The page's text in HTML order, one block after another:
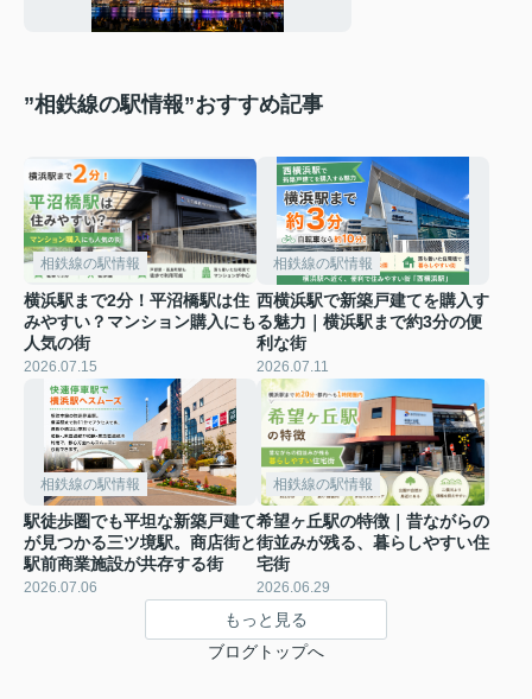
”相鉄線の駅情報”おすすめ記事
相鉄線の駅情報
横浜駅まで2分！平沼橋駅は住
みやすい？マンション購入にも
人気の街
2026.07.15
相鉄線の駅情報
西横浜駅で新築戸建てを購入す
る魅力｜横浜駅まで約3分の便
利な街
2026.07.11
相鉄線の駅情報
駅徒歩圏でも平坦な新築戸建て
が見つかる三ツ境駅。商店街と
駅前商業施設が共存する街
2026.07.06
相鉄線の駅情報
希望ヶ丘駅の特徴｜昔ながらの
街並みが残る、暮らしやすい住
宅街
2026.06.29
もっと見る
ブログトップへ